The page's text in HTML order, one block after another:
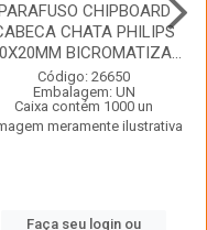
PARAFUSO CHIPBOARD
CHATA PHILIPS
BICROMATIZA...
Código: 26650
Embalagem: UN
Caixa contém 1000 un
meramente ilustrativa
Faça seu login ou